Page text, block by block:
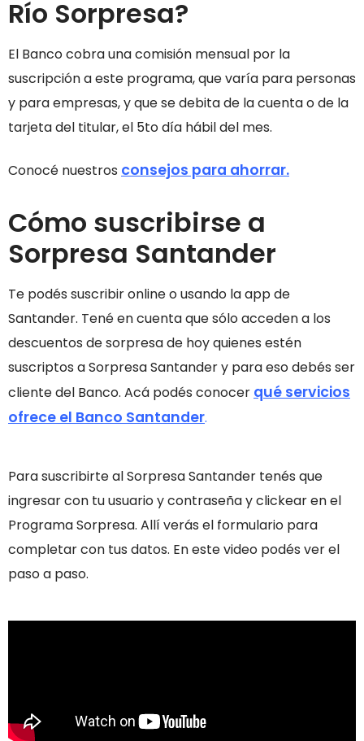
Río Sorpresa?
El Banco cobra una comisión mensual por la
suscripción a este programa, que varía para personas
y para empresas, y que se debita de la cuenta o de la
tarjeta del titular, el 5to día hábil del mes.
Conocé nuestros consejos para ahorrar.
Cómo suscribirse a
Sorpresa Santander
Te podés suscribir online o usando la app de
Santander. Tené en cuenta que sólo acceden a los
descuentos de sorpresa de hoy quienes estén
suscriptos a Sorpresa Santander y para eso debés ser
cliente del Banco. Acá podés conocer qué servicios
ofrece el Banco Santander.
Para suscribirte al Sorpresa Santander tenés que
ingresar con tu usuario y contraseña y clickear en el
Programa Sorpresa. Allí verás el formulario para
completar con tus datos. En este video podés ver el
paso a paso.